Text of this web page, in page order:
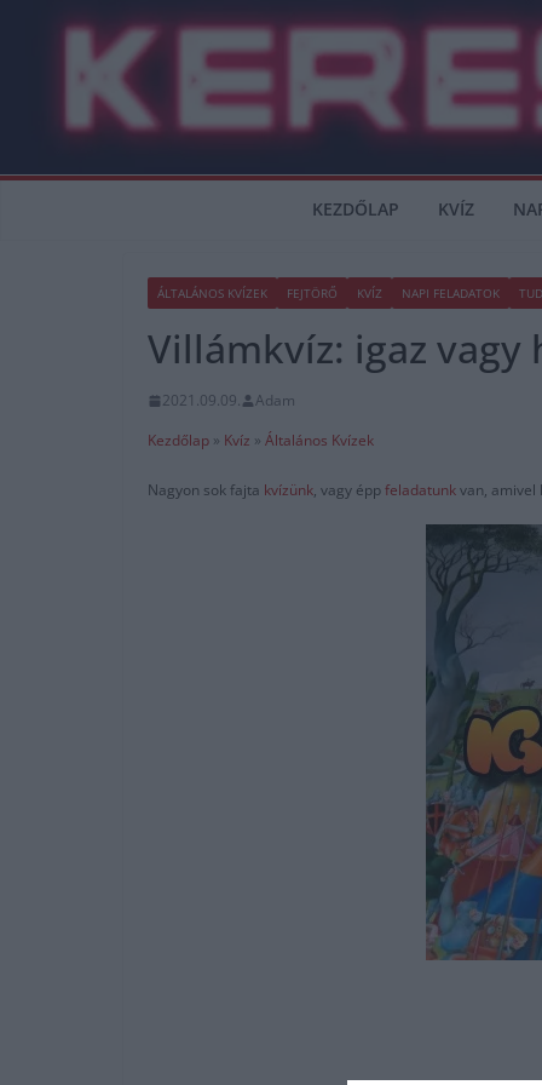
KEZDŐLAP KVÍZ
ÁLTALÁNOS KVÍZEK FEJTÖRŐ KVÍZ NAPI FELADATOK
Villámkvíz: igaz vagy
2021.09.09.
Adam
Kezdőlap » Kvíz » Általános Kvízek
Nagyon sok fajta kvízünk, vagy éppfeladatunkvan, amivel